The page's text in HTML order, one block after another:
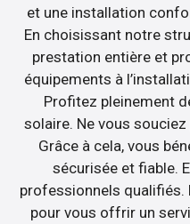
et une installation
En choisissant notre
prestation entière et
équipements à
Profitez pleinement
solaire. Ne vous
Grâce à cela, vous
sécurisée et fiable.
professionnels
pour vous offrir un